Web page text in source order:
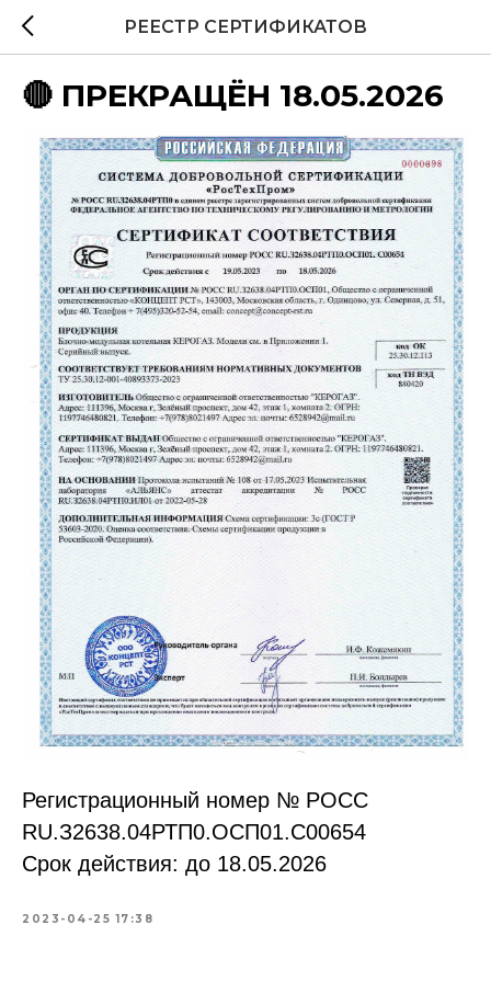
РЕЕСТР СЕРТИФИКАТОВ
🔴 ПРЕКРАЩЁН 18.05.2026
Регистрационный номер № РОСС
RU.З2638.04РТП0.OCП01.С00654
Срок действия: до 18.05.2026
2023-04-25 17:38